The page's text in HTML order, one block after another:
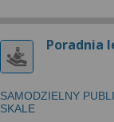
Poradnia
SAMODZIELNY
SKALE